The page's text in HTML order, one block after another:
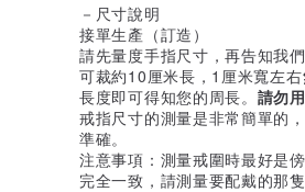
－尺寸說明
接單生產（訂造）
請先量度手指尺寸，再告知我們
可裁約10厘米長，1厘米寬左右
長度即可得知您的周長。 請勿
戒指尺寸的測量是非常簡單的
準確。
注意事項：測量戒圍時最好是
完全一致，請測量要配戴的那隻